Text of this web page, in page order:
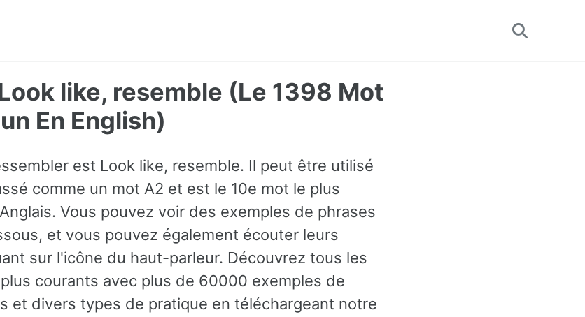
Toggle
like, resemble (Le 1398 Mot
En English)
est Look like, resemble. Il peut être utilisé
comme un mot A2 et est le 10e mot le plus
Vous pouvez voir des exemples de phrases
et vous pouvez également écouter leurs
sur l'icône du haut-parleur. Découvrez tous les
courants avec plus de 60000 exemples de
et divers types de pratique en téléchargeant notre